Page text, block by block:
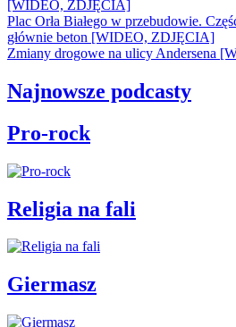
[WIDEO, ZDJĘCIA]
Plac Orła Białego w przebudowie.
głównie beton [WIDEO, ZDJĘCIA]
Zmiany drogowe na ulicy Andersena
Najnowsze podcasty
Pro-rock
Religia na fali
Giermasz